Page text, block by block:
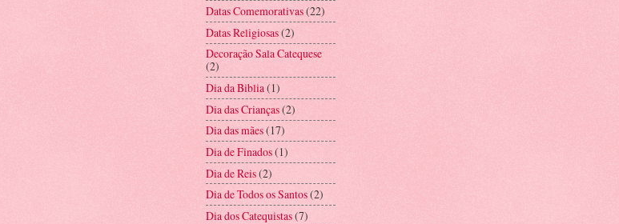
Datas Comemorativas(22)
Datas Religiosas(2)
Decoração Sala Catequese
(2)
Dia da Biblia(1)
Dia das Crianças(2)
Dia das mães(17)
Dia de Finados(1)
Dia de Reis(2)
Dia de Todos os Santos(2)
Dia dos Catequistas(7)